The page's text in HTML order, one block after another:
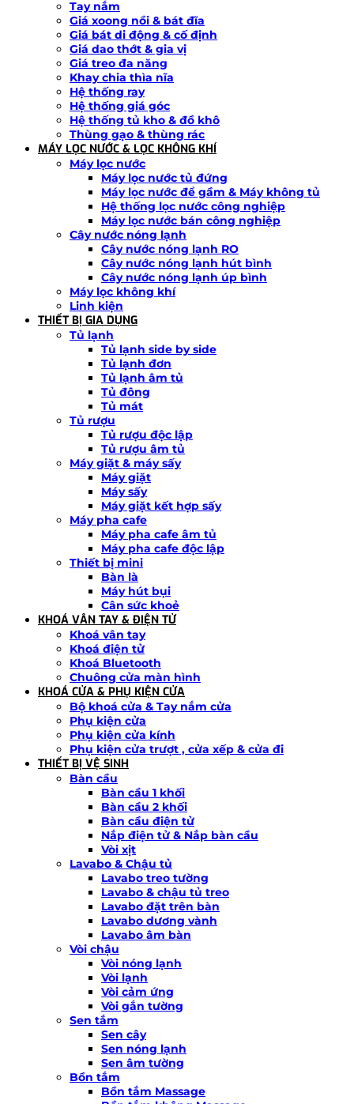
Tay nắm
Giá xoong nồi & bát đĩa
Giá bát di động & cố định
Giá dao thớt & gia vị
Giá treo đa năng
Khay chia thìa nĩa
Hệ thống ray
Hệ thống giá góc
Hệ thống tủ kho & đồ khô
Thùng gạo & thùng rác
MÁY LỌC NƯỚC & LỌC KHÔNG KHÍ
Máy lọc nước
Máy lọc nước tủ đứng
Máy lọc nước để gầm & Máy không tủ
Hệ thống lọc nước công nghiệp
Máy lọc nước bán công nghiệp
Cây nước nóng lạnh
Cây nước nóng lạnh RO
Cây nước nóng lạnh hút bình
Cây nước nóng lạnh úp bình
Máy lọc không khí
Linh kiện
THIẾT BỊ GIA DỤNG
Tủ lạnh
Tủ lạnh side by side
Tủ lạnh đơn
Tủ lạnh âm tủ
Tủ đông
Tủ mát
Tủ rượu
Tủ rượu độc lập
Tủ rượu âm tủ
Máy giặt & máy sấy
Máy giặt
Máy sấy
Máy giặt kết hợp sấy
Máy pha cafe
Máy pha cafe âm tủ
Máy pha cafe độc lập
Thiết bị mini
Bàn là
Máy hút bụi
Cân sức khoẻ
KHOÁ VÂN TAY & ĐIỆN TỬ
Khoá vân tay
Khoá điện tử
Khoá Bluetooth
Chuông cửa màn hình
KHOÁ CỬA & PHỤ KIỆN CỬA
Bộ khoá cửa & Tay nắm cửa
Phụ kiện cửa
Phụ kiện cửa kính
Phụ kiện cửa trượt , cửa xếp & cửa đi
THIẾT BỊ VỆ SINH
Bàn cầu
Bàn cầu 1 khối
Bàn cầu 2 khối
Bàn cầu điện tử
Nắp điện tử & Nắp bàn cầu
Vòi xịt
Lavabo & Chậu tủ
Lavabo treo tường
Lavabo & chậu tủ treo
Lavabo đặt trên bàn
Lavabo dương vành
Lavabo âm bàn
Vòi chậu
Vòi nóng lạnh
Vòi lạnh
Vòi cảm ứng
Vòi gắn tường
Sen tắm
Sen cây
Sen nóng lạnh
Sen âm tường
Bồn tắm
Bồn tắm Massage